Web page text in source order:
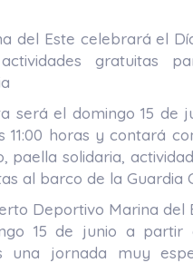
del Este celebrará el
gratuitas
será el domingo 15 de
11:00 horas y contará
paella solidaria,
al barco de la Guardia
Deportivo Marina del
15 de junio a partir
una jornada muy